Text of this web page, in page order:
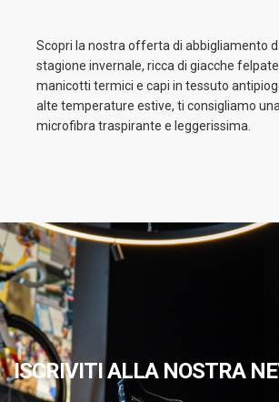
Scopri la nostra offerta di abbigliamento
stagione invernale, ricca di giacche
manicotti termici e capi in tessuto
alte temperature estive, ti consigliamo
microfibra traspirante e leggerissima.
ISCRIVITI ALLA NOSTRA